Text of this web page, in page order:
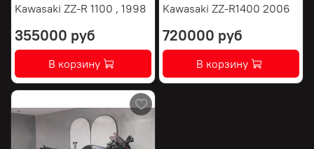
Kawasaki ZZ-R 1100 , 1998
355000 руб
В корзину
Kawasaki ZZ-R1400 2006
720000 руб
В корзину